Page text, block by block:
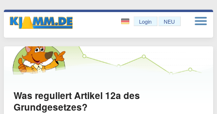
Login NEU
Was reguliert Artikel 12a des
Grundgesetzes?